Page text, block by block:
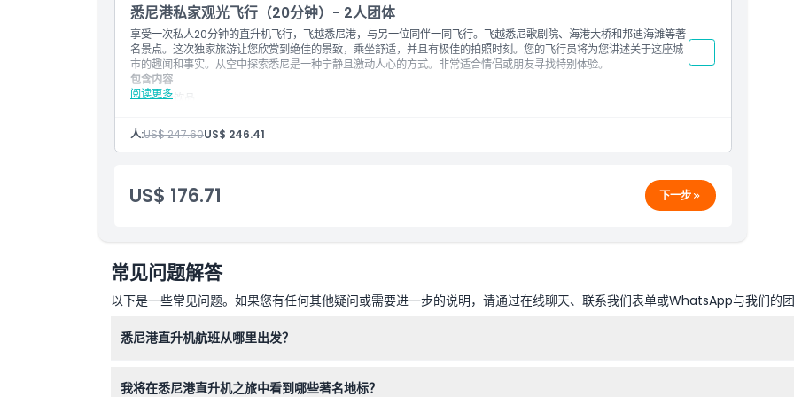
位置
如何到达那里
配备BOSE语音激活耳机的详细解说
悉尼港私家观光飞行（20分钟）- 2人团体
享受一次私人20分钟的直升机飞行，飞越悉尼港，与另一位同伴一同飞行。飞越悉尼歌剧院、海港大桥和邦迪海滩等著
名景点。这次独家旅游让您欣赏到绝佳的景致，乘坐舒适，并且有极佳的拍照时刻。您的飞行员将为您讲述关于这座城
市的趣闻和事实。从空中探索悉尼是一种宁静且激动人心的方式。非常适合情侣或朋友寻找特别体验。
阅读更多
包含内容
免费饮品
20分钟两人私人飞行体验
与飞行员和飞机合影机会
免费现场停车
人:US$ 247.60US$ 246.41
US$ 176.71 下一步
常见问题解答
以下是一些常见问题。如果您有任何其他疑问或需要进一步的说明，请通过在线聊天、联系我们表单或WhatsApp与我们的团
悉尼港直升机航班从哪里出发？
我将在悉尼港直升机之旅中看到哪些著名地标？